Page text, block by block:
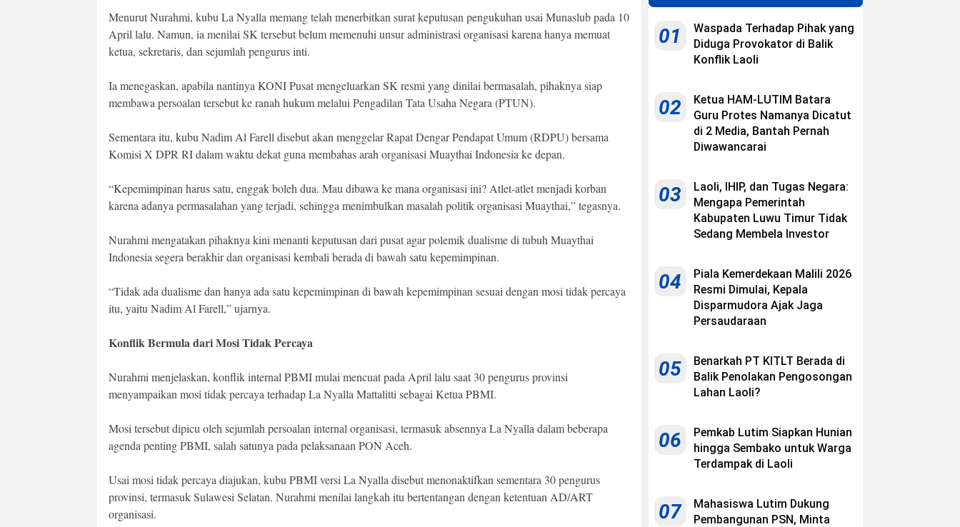
Menurut Nurahmi, kubu La Nyalla memang telah menerbitkan surat keputusan pengukuhan usai Munaslub pada 10
April lalu. Namun, ia menilai SK tersebut belum memenuhi unsur administrasi organisasi karena hanya memuat
ketua, sekretaris, dan sejumlah pengurus inti.
Ia menegaskan, apabila nantinya KONI Pusat mengeluarkan SK resmi yang dinilai bermasalah, pihaknya siap
membawa persoalan tersebut ke ranah hukum melalui Pengadilan Tata Usaha Negara (PTUN).
Sementara itu, kubu Nadim Al Farell disebut akan menggelar Rapat Dengar Pendapat Umum (RDPU) bersama
Komisi X DPR RI dalam waktu dekat guna membahas arah organisasi Muaythai Indonesia ke depan.
“Kepemimpinan harus satu, enggak boleh dua. Mau dibawa ke mana organisasi ini? Atlet-atlet menjadi korban
karena adanya permasalahan yang terjadi, sehingga menimbulkan masalah politik organisasi Muaythai,” tegasnya.
Nurahmi mengatakan pihaknya kini menanti keputusan dari pusat agar polemik dualisme di tubuh Muaythai
Indonesia segera berakhir dan organisasi kembali berada di bawah satu kepemimpinan.
“Tidak ada dualisme dan hanya ada satu kepemimpinan di bawah kepemimpinan sesuai dengan mosi tidak percaya
itu, yaitu Nadim Al Farell,” ujarnya.
Konflik Bermula dari Mosi Tidak Percaya
Nurahmi menjelaskan, konflik internal PBMI mulai mencuat pada April lalu saat 30 pengurus provinsi
menyampaikan mosi tidak percaya terhadap La Nyalla Mattalitti sebagai Ketua PBMI.
Mosi tersebut dipicu oleh sejumlah persoalan internal organisasi, termasuk absennya La Nyalla dalam beberapa
agenda penting PBMI, salah satunya pada pelaksanaan PON Aceh.
Usai mosi tidak percaya diajukan, kubu PBMI versi La Nyalla disebut menonaktifkan sementara 30 pengurus
provinsi, termasuk Sulawesi Selatan. Nurahmi menilai langkah itu bertentangan dengan ketentuan AD/ART
organisasi.
01
Waspada Terhadap Pihak yang
Diduga Provokator di Balik
Konflik Laoli
02
Ketua HAM-LUTIM Batara
Guru Protes Namanya Dicatut
di 2 Media, Bantah Pernah
Diwawancarai
03
Laoli, IHIP, dan Tugas Negara:
Mengapa Pemerintah
Kabupaten Luwu Timur Tidak
Sedang Membela Investor
04
Piala Kemerdekaan Malili 2026
Resmi Dimulai, Kepala
Disparmudora Ajak Jaga
Persaudaraan
05
Benarkah PT KITLT Berada di
Balik Penolakan Pengosongan
Lahan Laoli?
06
Pemkab Lutim Siapkan Hunian
hingga Sembako untuk Warga
Terdampak di Laoli
07
Mahasiswa Lutim Dukung
Pembangunan PSN, Minta